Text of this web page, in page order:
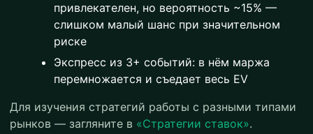
привлекателен, но вероятность ~15% —
слишком малый шанс при значительном
риске
Экспресс из 3+ событий: в нём маржа
перемножается и съедает весь EV
Для изучения стратегий работы с разными типами
рынков — загляните в «Стратегии ставок».